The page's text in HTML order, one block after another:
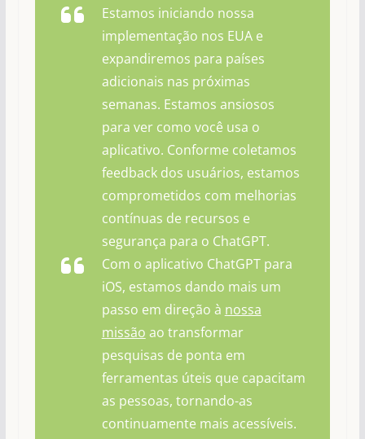
Estamos iniciando nossa
implementação nos EUA e
expandiremos para países
adicionais nas próximas
semanas. Estamos ansiosos
para ver como você usa o
aplicativo. Conforme coletamos
feedback dos usuários, estamos
comprometidos com melhorias
contínuas de recursos e
segurança para o ChatGPT.
Com o aplicativo ChatGPT para
iOS, estamos dando mais um
passo em direção à nossa
missão ao transformar
pesquisas de ponta em
ferramentas úteis que capacitam
as pessoas, tornando-as
continuamente mais acessíveis.